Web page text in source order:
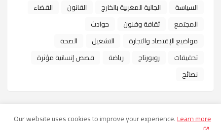
السياسة
الجالية المغربية بالخارج القانون
القضاء
المجتمع
ثقافة وفنون
حوادث
مواضيع الإقتصاد والتجارة
التشغيل
الصحة
تحقيقات
روبورتاج رياضة
قصص إنسانية مؤثرة
نصائح
شروط الاستخدام شروط النشر سياسة الخصوصية
من نحن
Our website uses cookies to improve your experience.Learn more